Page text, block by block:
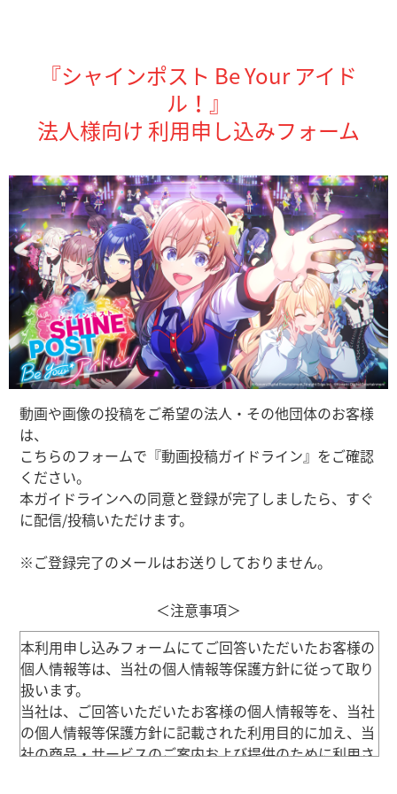
『シャインポスト Be Your アイド
ル！』
法人様向け 利用申し込みフォーム
動画や画像の投稿をご希望の法人・その他団体のお客様
は、
こちらのフォームで『動画投稿ガイドライン』をご確認
ください。
本ガイドラインへの同意と登録が完了しましたら、すぐ
に配信/投稿いただけます。
※ご登録完了のメールはお送りしておりません。
＜注意事項＞
本利用申し込みフォームにてご回答いただいたお客様の
個人情報等は、当社の個人情報等保護方針に従って取り
扱います。
当社は、ご回答いただいたお客様の個人情報等を、当社
の個人情報等保護方針に記載された利用目的に加え、当
社の商品・サービスのご案内および提供のために利用さ